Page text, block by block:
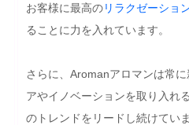
お客様に最高のリラクゼーショ
ることに力を入れています。
さらに、Aromanアロマンは常
アやイノベーションを取り入れ
のトレンドをリードし続けてい